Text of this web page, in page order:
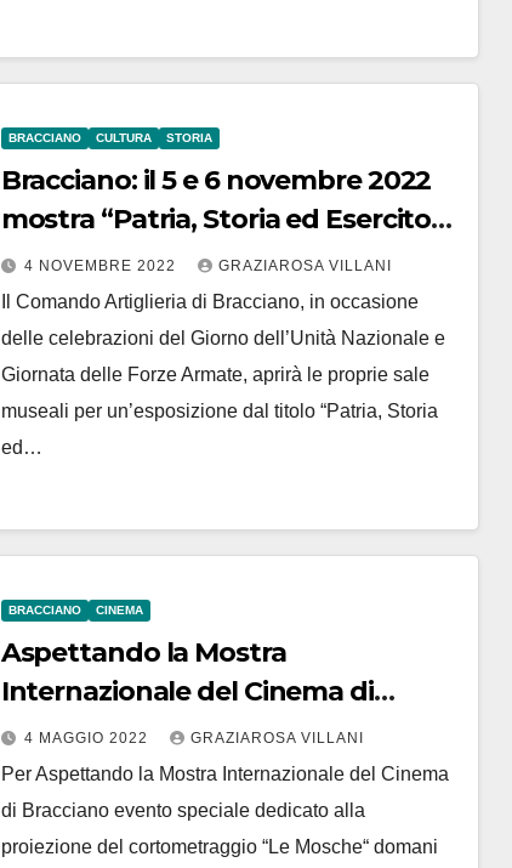
BRACCIANO CULTURA STORIA
Bracciano: il 5 e 6 novembre 2022
mostra “Patria, Storia ed Esercito”
alla Caserma “Cosenz”
4 NOVEMBRE 2022 GRAZIAROSA VILLANI
Il Comando Artiglieria di Bracciano, in occasione
delle celebrazioni del Giorno dell’Unità Nazionale e
Giornata delle Forze Armate, aprirà le proprie sale
museali per un’esposizione dal titolo “Patria, Storia
ed…
BRACCIANO CINEMA
Aspettando la Mostra
Internazionale del Cinema di
Bracciano: domani proiezione al
liceo Vian del corto “Le Mosche”
4 MAGGIO 2022 GRAZIAROSA VILLANI
Per Aspettando la Mostra Internazionale del Cinema
di Bracciano evento speciale dedicato alla
proiezione del cortometraggio “Le Mosche“ domani